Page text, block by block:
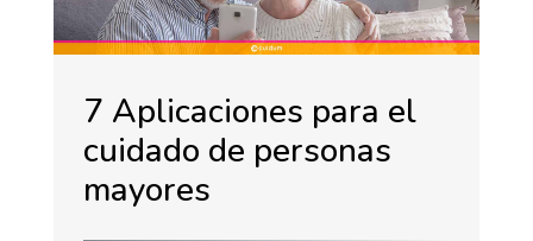
7 Aplicaciones para el
cuidado de personas
mayores